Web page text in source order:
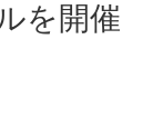
を開催